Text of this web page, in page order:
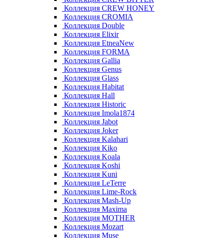
Коллекция CREW HONEY
Коллекция CROMIA
Коллекция Double
Коллекция Elixir
Коллекция EtneaNew
Коллекция FORMA
Коллекция Gallia
Коллекция Genus
Коллекция Glass
Коллекция Habitat
Коллекция Hall
Коллекция Historic
Коллекция Imola1874
Коллекция Jabot
Коллекция Joker
Коллекция Kalahari
Коллекция Kiko
Коллекция Koala
Коллекция Koshi
Коллекция Kuni
Коллекция LeTerre
Коллекция Lime-Rock
Коллекция Mash-Up
Коллекция Maxima
Коллекция MOTHER
Коллекция Mozart
Коллекция Muse